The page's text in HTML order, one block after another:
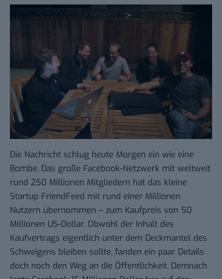
Die Nachricht schlug heute Morgen ein wie eine
Bombe. Das große Facebook-Netzwerk mit weltweit
rund 250 Millionen Mitgliedern hat das kleine
Startup FriendFeed mit rund einer Millionen
Nutzern übernommen – zum Kaufpreis von 50
Millionen US-Dollar. Obwohl der Inhalt des
Kaufvertrags eigentlich unter dem Deckmantel des
Schweigens bleiben sollte, fanden ein paar Details
doch noch den Weg an die Öffentlichkeit. Demnach